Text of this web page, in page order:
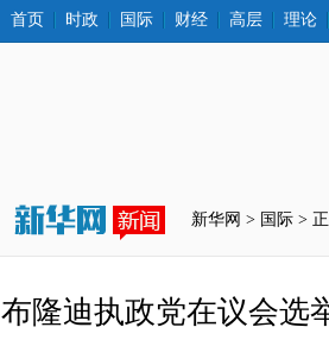
首页 时政 国际 财经 高层 理论
新华网 > 国际 >
布隆迪执政党在议会选